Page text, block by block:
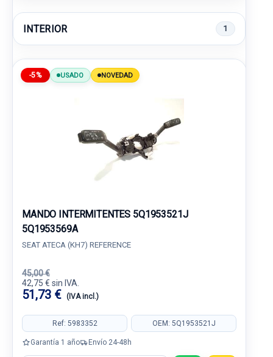
INTERIOR 1
-5% USADO NOVEDAD
MANDO INTERMITENTES 5Q1953521J
5Q1953569A
SEAT ATECA (KH7) REFERENCE
45,00 €
42,75 € sin IVA.
51,73 € (IVA incl.)
Ref: 5983352 OEM: 5Q1953521J
Garantía 1 año Envío 24-48h